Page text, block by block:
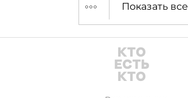
Показать все